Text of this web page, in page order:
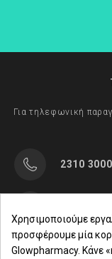
Για τηλεφωνική
2310
Δευ. -
Χρησιμοποιούμε
προσφέρουμε μία
Glowpharmacy. Κάνε